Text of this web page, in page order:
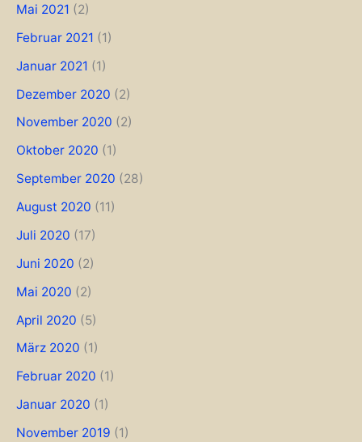
Mai 2021 (2)
Februar 2021 (1)
Januar 2021 (1)
Dezember 2020 (2)
November 2020 (2)
Oktober 2020 (1)
September 2020 (28)
August 2020 (11)
Juli 2020 (17)
Juni 2020 (2)
Mai 2020 (2)
April 2020 (5)
März 2020 (1)
Februar 2020 (1)
Januar 2020 (1)
November 2019 (1)